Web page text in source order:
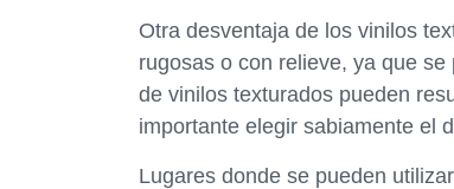
Otra desventaja de los vinilos
rugosas o con relieve, ya que
de vinilos texturados pueden
importante elegir sabiamente el
Lugares donde se pueden